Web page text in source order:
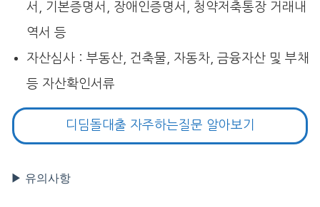
서, 기본증명서, 장애인증명서, 청약저축통장 거래내
역서 등
자산심사 : 부동산, 건축물, 자동차, 금융자산 및 부채
등 자산확인서류
디딤돌대출 자주하는질문 알아보기
▶ 유의사항